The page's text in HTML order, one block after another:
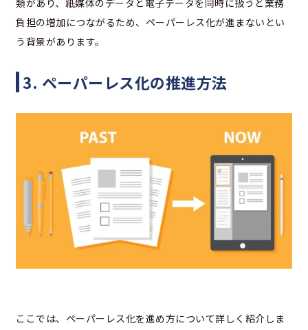
負担の増加につながるため、ペーパーレス化が進まないとい
う背景があります。
3. ペーパーレス化の推進方法
ここでは、ペーパーレス化を進め方について詳しく紹介しま